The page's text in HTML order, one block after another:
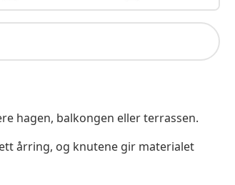
hagen, balkongen eller terrassen.
årring, og knutene gir materialet